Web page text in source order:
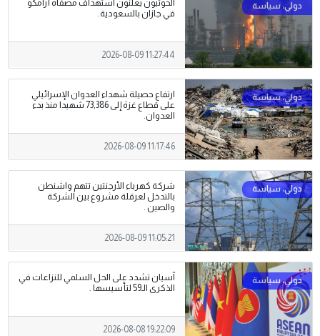
الحوثيون يعلنون استهداف مصفاة أرامكو
في جازان بالسعودية.
2026-08-09 11:27:44
ارتفاع حصيلة شهداء العدوان الإسرائيلي
على قطاع غزة إلى 73,386 شهيدا منذ بدء
العدوان.
2026-08-09 11:17:46
شركة كهرباء الأرجنتين تتهم واشنطن
بالتدخل لعرقلة مشروع بين الشركة
والصين .
2026-08-09 11:05:21
آسيان تشدد على الحل السلمي للنزاعات في
الذكرى الـ59 لتأسيسها .
2026-08-08 19:22:09